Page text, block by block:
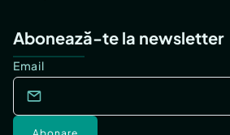
Abonează-te la newsletter
Email